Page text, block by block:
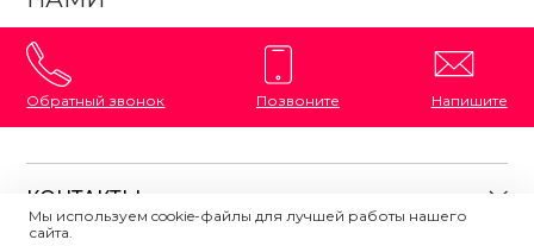
Обратный звонок Позвоните Напишите
КОНТАКТЫ
Мы используем cookie-файлы для лучшей работы нашего
сайта.